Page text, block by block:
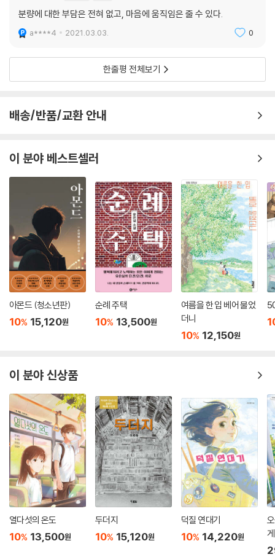
멍세핀을 지킬 수 있을까?
분량에 대한 부담은 전혀 없고, 마음에 움직임은 줄 수 있다.
a****4 2021.03.03. 0
한줄평 전체보기
배송/반품/교환 안내
이 분야 베스트셀러
아몬드 (청소년판)
10% 15,120원
순례 주택
10% 13,500원
여름을 한 입 베어 물었
더니
10% 12,150원
이 분야 신상품
열다섯의 온도
10% 13,500원
두더지
10% 15,120원
덕질 연대기
10% 14,220원